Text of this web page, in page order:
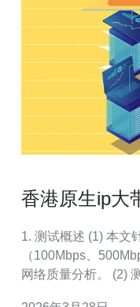
香港原生ip大
1. 测试概述 (1) 本文
（100Mbps、
网络质量分析。 (2)